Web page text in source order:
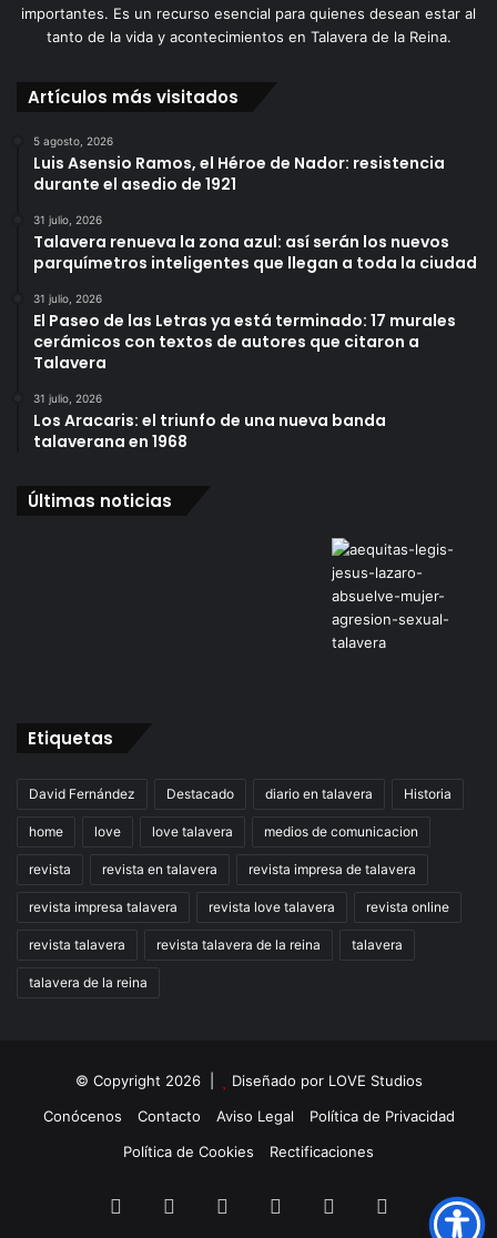
importantes. Es un recurso esencial para quienes desean estar al
tanto de la vida y acontecimientos en Talavera de la Reina.
Artículos más visitados
5 agosto, 2026
Luis Asensio Ramos, el Héroe de Nador: resistencia
durante el asedio de 1921
31 julio, 2026
Talavera renueva la zona azul: así serán los nuevos
parquímetros inteligentes que llegan a toda la ciudad
31 julio, 2026
El Paseo de las Letras ya está terminado: 17 murales
cerámicos con textos de autores que citaron a
Talavera
31 julio, 2026
Los Aracaris: el triunfo de una nueva banda
talaverana en 1968
Últimas noticias
Etiquetas
David Fernández Destacado diario en talavera Historia
home love love talavera medios de comunicacion
revista revista en talavera revista impresa de talavera
revista impresa talavera revista love talavera revista online
revista talavera revista talavera de la reina talavera
talavera de la reina
© Copyright 2026 | Diseñado por LOVE Studios
Conócenos
Contacto Aviso Legal
Política de Privacidad
Política de Cookies
Rectificaciones
Facebook LinkedInInstagramTikTok